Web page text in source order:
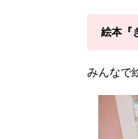
絵本『
みんなで